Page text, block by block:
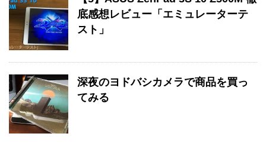
底感想レビュー「エミュレーターテ
スト」
深夜のヨドバシカメラで商品を買っ
てみる